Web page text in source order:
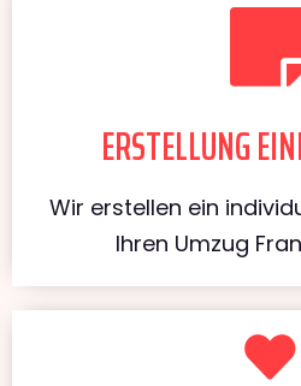
ERSTELLUNG
Wir erstellen ein
Ihren Umzug